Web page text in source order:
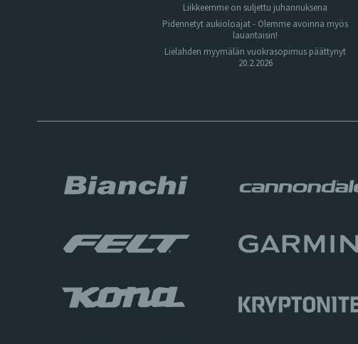
Liikkeemme on suljettu juhannuksena
Pidennetyt aukioloajat - Olemme avoinna myös
lauantaisin!
Lielahden myymälän vuokrasopimus päättynyt
20.2.2026